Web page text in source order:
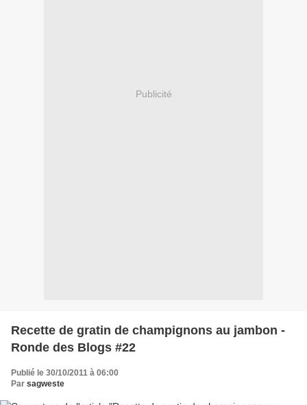
Publicité
Recette de gratin de champignons au jambon -
Ronde des Blogs #22
Publié le 30/10/2011 à 06:00
Par sagweste